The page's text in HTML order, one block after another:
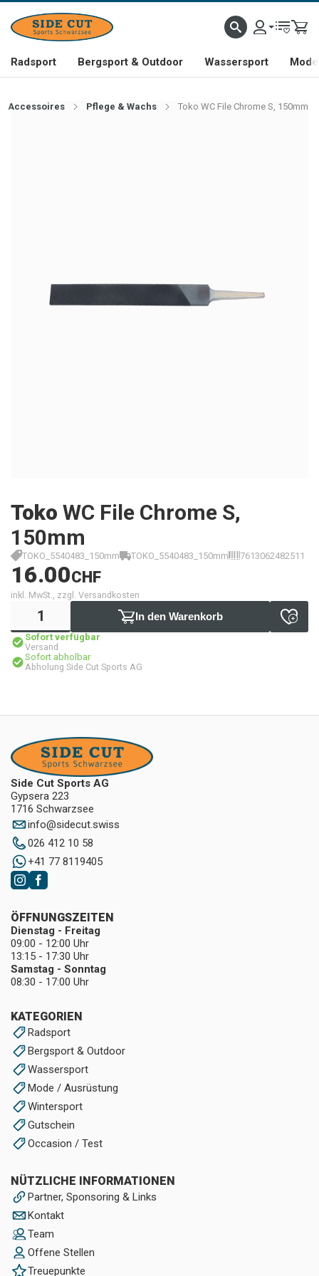
Radsport Bergsport & Outdoor Wassersport
Accessoires Pflege & Wachs Toko WC File Chrome S, 150mm
Toko WC File Chrome S,
150mm
TOKO_5540483_150mm TOKO_5540483_150mm 7613062482511
16.00CHF
inkl. MwSt., zzgl. Versandkosten
In den Warenkorb
Sofort verfügbar
Versand
Sofort abholbar
Abholung Side Cut Sports AG
Side Cut Sports AG
Gypsera 223
1716 Schwarzsee
info@sidecut.swiss
026 412 10 58
+41 77 8119405
KATEGORIEN
Radsport
Bergsport & Outdoor
Wassersport
Mode / Ausrüstung
Wintersport
Gutschein
Occasion / Test
NÜTZLICHE INFORMATIONEN
Partner, Sponsoring & Links
Kontakt
Team
Offene Stellen
Treuepunkte
ÖFFNUNGSZEITEN
Dienstag - Freitag
09:00 - 12:00 Uhr
13:15 - 17:30 Uhr
Samstag - Sonntag
08:30 - 17:00 Uhr